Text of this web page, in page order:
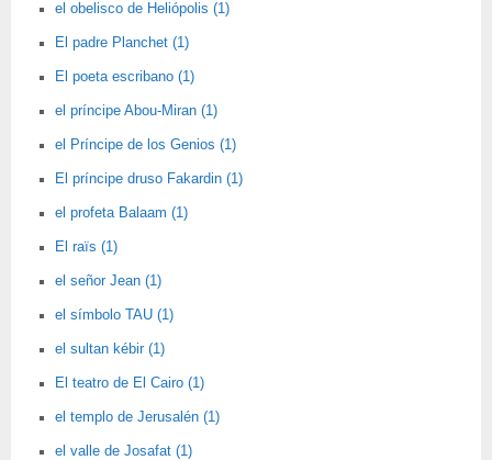
el obelisco de Heliópolis (1)
El padre Planchet (1)
El poeta escribano (1)
el príncipe Abou-Miran (1)
el Príncipe de los Genios (1)
El príncipe druso Fakardin (1)
el profeta Balaam (1)
El raïs (1)
el señor Jean (1)
el símbolo TAU (1)
el sultan kébir (1)
El teatro de El Cairo (1)
el templo de Jerusalén (1)
el valle de Josafat (1)